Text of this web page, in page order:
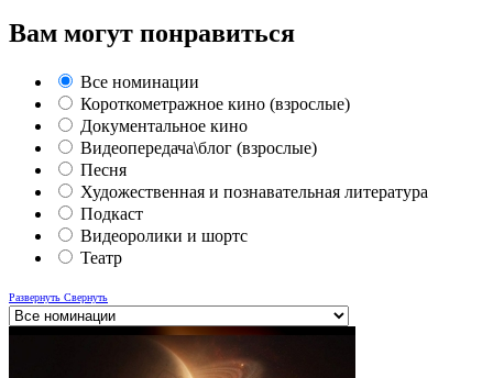
Вам могут понравиться
Все номинации
Короткометражное кино (взрослые)
Документальное кино
Видеопередача\блог (взрослые)
Песня
Художественная и познавательная литература
Подкаст
Видеоролики и шортс
Театр
Развернуть Свернуть